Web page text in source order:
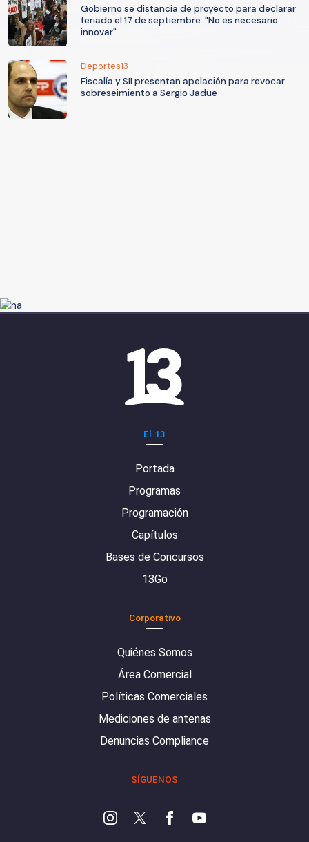
Gobierno se distancia de proyecto para declarar
feriado el 17 de septiembre: "No es necesario
innovar"
Deportes13
Fiscalía y SII presentan apelación para revocar
sobreseimiento a Sergio Jadue
El 13
Portada
Programas
Programación
Capítulos
Bases de Concursos
13Go
Corporativo
Quiénes Somos
Área Comercial
Políticas Comerciales
Mediciones de antenas
Denuncias Compliance
SÍGUENOS